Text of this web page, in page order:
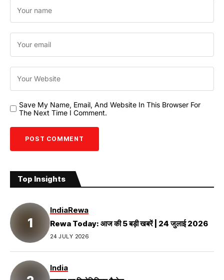
Save My Name, Email, And Website In This Browser For
The Next Time I Comment.
Top Insights
IndiaRewa
Rewa Today: आज की 5 बड़ी खबरें | 24 जुलाई 2026
24 JULY 2026
India